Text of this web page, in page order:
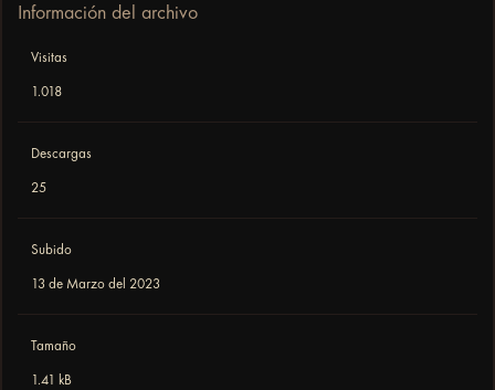
Información del archivo
Visitas
1.018
Descargas
25
Subido
13 de Marzo del 2023
Tamaño
1.41 kB